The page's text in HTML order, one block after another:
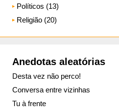
Políticos (13)
Religião (20)
Anedotas aleatórias
Desta vez não perco!
Conversa entre vizinhas
Tu à frente